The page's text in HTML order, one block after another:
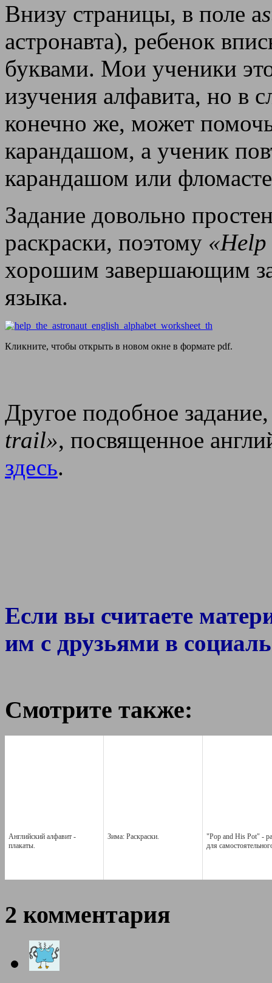
Внизу страницы, в поле a
астронавта), ребенок
буквами. Мои ученики
изучения алфавита, но в
конечно же, может
карандашом, а ученик
карандашом или
Задание довольно
раскраски, поэтому
хорошим завершающим
языка.
Кликните, чтобы открыть в новом окне в формате pdf.
Другое подобное
trail», посвященное
здесь.
Если вы считаете
им с друзьями в
Смотрите также:
Английский алфавит -
плакаты.
Зима: Раскраски.
"Pop and His Pot" -
для
2 комментария